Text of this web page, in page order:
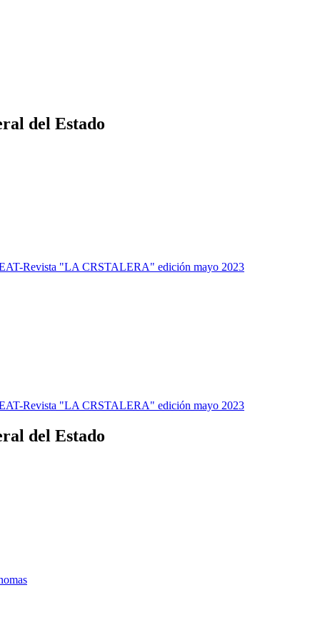
del Estado
Revista "LA CRSTALERA" edición mayo 2023
Revista "LA CRSTALERA" edición mayo 2023
del Estado